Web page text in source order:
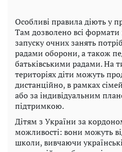
Особливі правила діють у
Там дозволено всі формати
запуску очних занять
радами оборони, а також
батьківськими радами. На
територіях діти можуть
дистанційно, в рамках
або за індивідуальним
підтримкою.
Дітям з України за
можливості: вони можуть
школи, вивчаючи